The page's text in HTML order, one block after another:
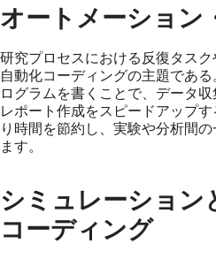
オートメーション
研究プロセスにおける反復タスク
自動化コーディングの主題であ
ログラムを書くことで、データ
レポート作成をスピードアップ
り時間を節約し、実験や分析間
ます。
シミュレーション
コーディング